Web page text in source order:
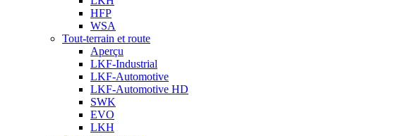
HFP
WSA
Tout-terrain et route
Aperçu
LKF-Industrial
LKF-Automotive
LKF-Automotive HD
SWK
EVO
LKH